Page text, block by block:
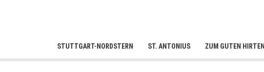
STUTTGART-NORDSTERN ST. ANTONIUS ZUM GUTEN HIRTEN